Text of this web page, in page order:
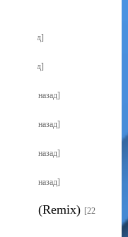
назад]
назад]
[19 минут назад]
[19 минут назад]
[19 минут назад]
[19 минут назад]
(Remix) [22